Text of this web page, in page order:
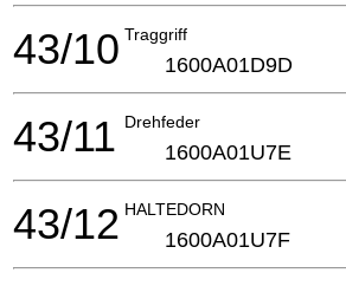
Traggriff
43/10 1600A01D9D
Drehfeder
43/11 1600A01U7E
HALTEDORN
43/12 1600A01U7F